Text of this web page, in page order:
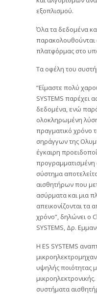
εξοπλισμού.
Όλα τα δεδομένα
πλατφόρμας στο
Τα οφέλη του
“Είμαστε πολύ
SYSTEMS παρέχει
δεδομένα, ενώ
ολοκληρωμένη
πραγματικό χρόνο
σηράγγων της
έγκαιρη
προγραμματισμένη
σύστημα
αισθητήρων που
ασύρματα και μια
απεικονίζονται τα
χρόνο”, δηλώνει o
SYSTEMS, Δρ.
H ES SYSTEMS
υψηλής ποιότητας
συστήματα